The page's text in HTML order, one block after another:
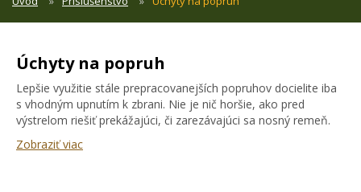
Úchyty na popruh
Lepšie využitie stále prepracovanejších popruhov docielite iba
s vhodným upnutím k zbrani. Nie je nič horšie, ako pred
výstrelom riešiť prekážajúci, či zarezávajúci sa nosný remeň.
Zobraziť viac